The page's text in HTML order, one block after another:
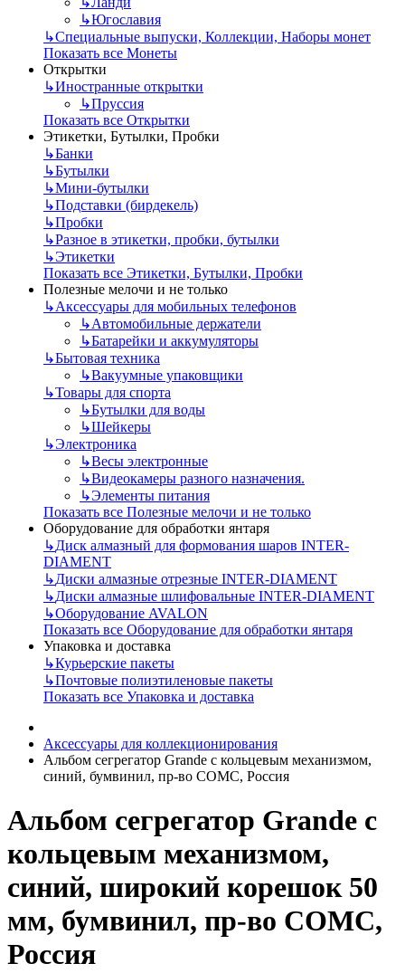
↳Югославия
↳Специальные выпуски, Коллекции, Наборы монет
Показать все Монеты
Открытки
↳Иностранные открытки
↳Пруссия
Показать все Открытки
Этикетки, Бутылки, Пробки
↳Банки
↳Бутылки
↳Мини-бутылки
↳Подставки (бирдекель)
↳Пробки
↳Разное в этикетки, пробки, бутылки
↳Этикетки
Показать все Этикетки, Бутылки, Пробки
Полезные мелочи и не только
↳Аксессуары для мобильных телефонов
↳Автомобильные держатели
↳Батарейки и аккумуляторы
↳Бытовая техника
↳Вакуумные упаковщики
↳Товары для спорта
↳Бутылки для воды
↳Шейкеры
↳Электроника
↳Весы электронные
↳Видеокамеры разного назначения.
↳Элементы питания
Показать все Полезные мелочи и не только
Оборудование для обработки янтаря
↳Диск алмазный для формования шаров INTER-
DIAMENT
↳Диски алмазные отрезные INTER-DIAMENT
↳Диски алмазные шлифовальные INTER-DIAMENT
↳Оборудование AVALON
Показать все Оборудование для обработки янтаря
Упаковка и доставка
↳Курьерские пакеты
↳Почтовые полиэтиленовые пакеты
Показать все Упаковка и доставка
Аксессуары для коллекционирования
Альбом сегрегатор Grande с кольцевым механизмом,
синий, бумвинил, пр-во СОМС, Россия
Альбом сегрегатор Grande с
кольцевым механизмом,
синий, широкий корешок 50
мм, бумвинил, пр-во СОМС,
Россия